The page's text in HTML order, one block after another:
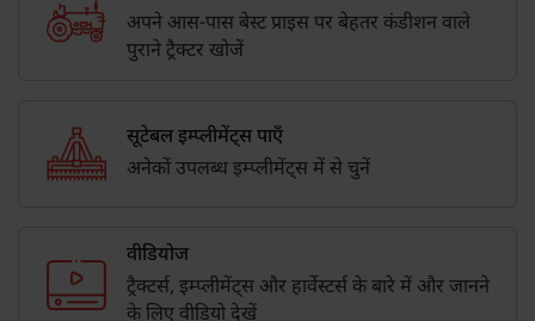
अपने आस-पास बेस्ट प्राइस पर बेहतर कंडीशन वाले
पुराने ट्रैक्टर खोजें
सूटेबल इम्प्लीमेंट्स पाएँ
अनेकों उपलब्ध इम्प्लीमेंट्स में से चुनें
वीडियोज
ट्रैक्टर्स, इम्प्लीमेंट्स और हार्वेस्टर्स के बारे में और जानने
के लिए वीडियो देखें